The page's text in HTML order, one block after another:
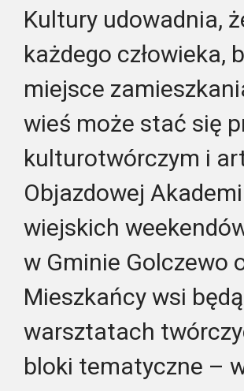
Kultury udowadnia,
każdego człowieka,
miejsce
wieś może stać się
kulturotwórczym i
Objazdowej
wiejskich
w Gminie Golczewo
Mieszkańcy wsi
warsztatach
bloki tematyczne –